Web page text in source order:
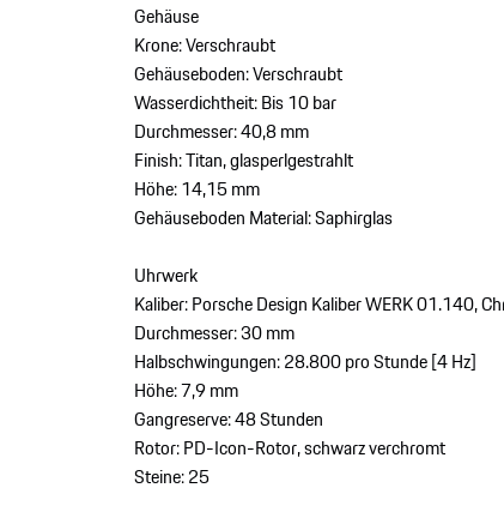
Gehäuse
Krone: Verschraubt
Gehäuseboden: Verschraubt
Wasserdichtheit: Bis 10 bar
Durchmesser: 40,8 mm
Finish: Titan, glasperlgestrahlt
Höhe: 14,15 mm
Gehäuseboden Material: Saphirglas
Uhrwerk
Kaliber: Porsche Design Kaliber WERK 01.140,
Durchmesser: 30 mm
Halbschwingungen: 28.800 pro Stunde [4 Hz]
Höhe: 7,9 mm
Gangreserve: 48 Stunden
Rotor: PD-Icon-Rotor, schwarz verchromt
Steine: 25